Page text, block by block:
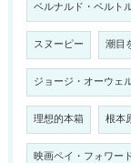
ベルナルド・ベルト
スヌーピー 潮目
ジョージ・オーウェ
理想的本箱 根本
映画ペイ・フォワー